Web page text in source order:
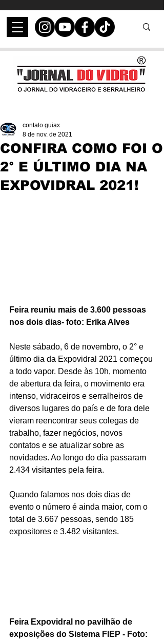
CONFIRA COMO FOI O
2° E ÚLTIMO DIA NA
EXPOVIDRAL 2021!
contato guiax
8 de nov. de 2021
Feira reuniu mais de 3.600 pessoas
nos dois dias- foto: Erika Alves
Neste sábado, 6 de novembro, o 2° e
último dia da Expovidral 2021 começou
a todo vapor. Desde às 10h, momento
de abertura da feira, o movimento era
intenso, vidraceiros e serralheiros de
diversos lugares do país e de fora dele
vieram reencontrar seus colegas de
trabalho, fazer negócios, novos
contatos e se atualizar sobre as
novidades. Ao longo do dia passaram
2.434 visitantes pela feira.
Quando falamos nos dois dias de
evento o número é ainda maior, com o
total de 3.667 pessoas, sendo 185
expositores e 3.482 visitantes.
Feira Expovidral no pavilhão de
exposições do Sistema FIEP - Foto: